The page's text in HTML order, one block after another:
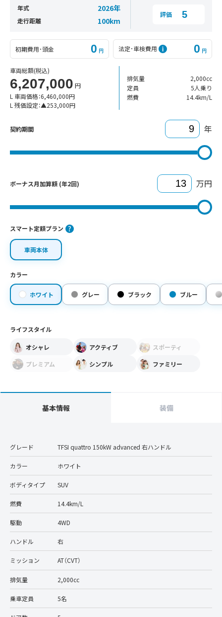
年式 2026年
走行距離 100km
評価 5
初期費用･頭金 0 円 法定･車検費用 0 円
車両総額(税込)
6,207,000 円
L 車両価格：6,460,000円
L 残価設定：▲253,000円
排気量
2,000cc
定員
5人乗り
燃費
14.4km/L
契約期間 年
ボーナス月加算額 (年2回) 万円
スマート定額プラン
車両本体
カラー
ホワイト グレー ブラック ブルー
ライフスタイル
オシャレ アクティブ
スポーティ
プレミアム
シンプル ファミリー
基本情報 装備
グレード TFSI quattro 150kW advanced 右ハンドル
カラー ホワイト
ボディタイプ SUV
燃費 14.4km/L
駆動 4WD
ハンドル 右
ミッション AT（CVT）
排気量 2,000cc
乗車定員 5名